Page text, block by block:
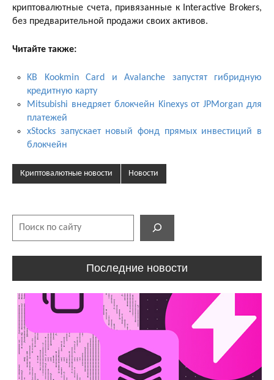
криптовалютные счета, привязанные к Interactive Brokers,
без предварительной продажи своих активов.
Читайте также:
KB Kookmin Card и Avalanche запустят гибридную
кредитную карту
Mitsubishi внедряет блокчейн Kinexys от JPMorgan для
платежей
xStocks запускает новый фонд прямых инвестиций в
блокчейн
Криптовалютные новости Новости
Последние новости